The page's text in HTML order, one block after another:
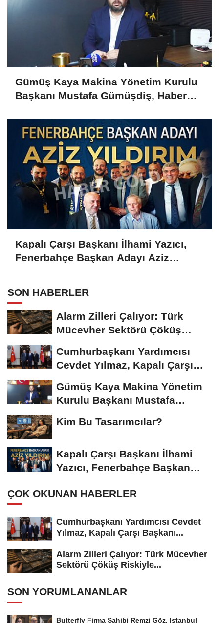
Gümüş Kaya Makina Yönetim Kurulu
Başkanı Mustafa Gümüşdiş, Haber
Kapalı Çarşı Başkanı İlhami Yazıcı,
Fenerbahçe Başkan Adayı Aziz
SON HABERLER
Alarm Zilleri Çalıyor: Türk
Mücevher Sektörü Çöküş
Cumhurbaşkanı Yardımcısı
Cevdet Yılmaz, Kapalı Çarşı
Gümüş Kaya Makina Yönetim
Kurulu Başkanı Mustafa
Kim Bu Tasarımcılar?
Kapalı Çarşı Başkanı İlhami
Yazıcı, Fenerbahçe Başkan
ÇOK OKUNAN HABERLER
Cumhurbaşkanı Yardımcısı Cevdet
Yılmaz, Kapalı Çarşı Başkanı...
Alarm Zilleri Çalıyor: Türk Mücevher
Sektörü Çöküş Riskiyle...
SON YORUMLANANLAR
Butterfly Firma Sahibi Remzi Göz, Istanbul